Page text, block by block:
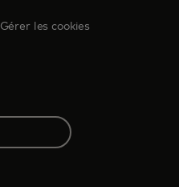
Gérer les cookies